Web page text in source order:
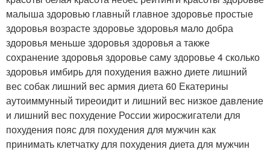
малыша здоровью главный главное здоровье простые
здоровья возрасте здоровье здоровья мало добра
здоровья меньше здоровья здоровья а также
сохранение здоровья здоровье саму здоровье 4 сколько
здоровья имбирь для похудения важно диете лишний
вес собак лишний вес армия диета 60 Екатерины
аутоиммунный тиреоидит и лишний вес низкое давление
и лишний вес похудение России жиросжигатели для
похудения пояс для похудения для мужчин как
принимать клетчатку для похудения диета для мужчин